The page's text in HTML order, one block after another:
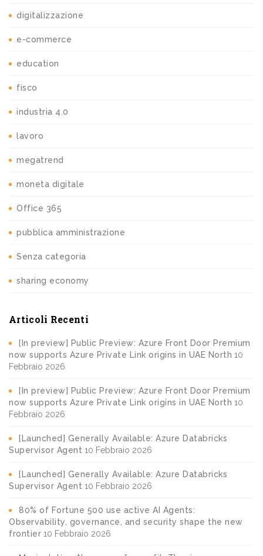
digitalizzazione
e-commerce
education
fisco
industria 4.0
lavoro
megatrend
moneta digitale
Office 365
pubblica amministrazione
Senza categoria
sharing economy
Articoli Recenti
[In preview] Public Preview: Azure Front Door Premium
now supports Azure Private Link origins in UAE North 10
Febbraio 2026
[In preview] Public Preview: Azure Front Door Premium
now supports Azure Private Link origins in UAE North 10
Febbraio 2026
[Launched] Generally Available: Azure Databricks
Supervisor Agent 10 Febbraio 2026
[Launched] Generally Available: Azure Databricks
Supervisor Agent 10 Febbraio 2026
80% of Fortune 500 use active AI Agents:
Observability, governance, and security shape the new
frontier 10 Febbraio 2026